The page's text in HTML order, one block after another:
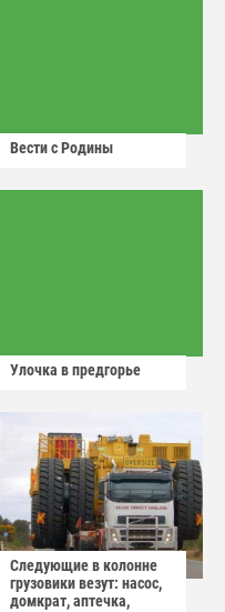
Вести с Родины
Улочка в предгорье
Следующие в колонне
грузовики везут: насос,
домкрат, аптечка,